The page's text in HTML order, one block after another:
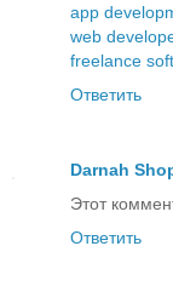
app
web
freelance
Ответить
Darnah
Этот
Ответить